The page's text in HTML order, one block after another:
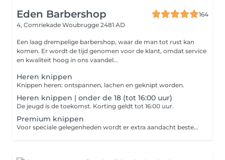
Eden Barbershop
164
4, Comriekade Woubrugge 2481 AD
Een laag drempelige barbershop, waar de man tot rust kan
komen. Er wordt de tijd genomen voor de klant, omdat service
en kwaliteit hoog in ons vaandel...
Heren knippen
Knippen heren: ontspannen, lachen en geknipt worden.
Heren knippen | onder de 18 (tot 16:00 uur)
De jeugd is de toekomst. Korting geldt tot 16:00 uur.
Premium knippen
Voor speciale gelegenheden wordt er extra aandacht besteed, aan details en afwerking. Behandelduur 1 uur.